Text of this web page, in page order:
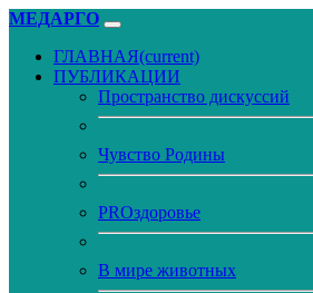
МЕДАРГО
ГЛАВНАЯ(current)
ПУБЛИКАЦИИ
Пространство дискуссий
Чувство Родины
PROздоровье
В мире животных